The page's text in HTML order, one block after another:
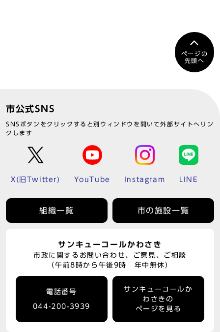
ページの
先頭へ
市公式SNS
SNSボタンをクリックすると別ウィンドウを開いて外部サイトへリン
クします
X(旧Twitter) YouTube Instagram LINE
組織一覧 市の施設一覧
サンキューコールかわさき
市政に関するお問い合わせ、ご意見、ご相談
（午前8時から午後9時 年中無休）
電話番号
044-200-3939
サンキューコールか
わさきの
ページを見る